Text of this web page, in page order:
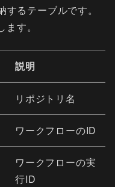
るテーブルです。
す。
説明
リポジトリ名
ワークフローのID
ワークフローの実
行ID